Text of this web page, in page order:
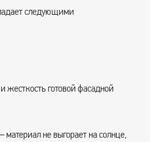
следующими
жесткость готовой фасадной
материал не выгорает на солнце,